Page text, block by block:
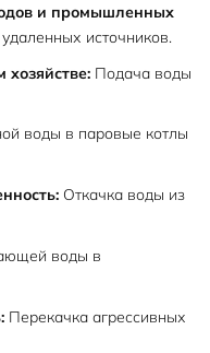
и промышленных
источников.
Подача воды
воды в паровые котлы
Откачка воды из
воды в
Перекачка агрессивных